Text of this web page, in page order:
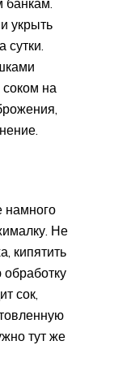
укрыть
на
намного
Не
кипятить
сок,
тут же